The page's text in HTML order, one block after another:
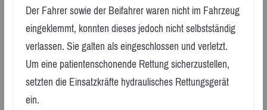
Der Fahrer sowie der Beifahrer waren nicht im Fahrzeug
eingeklemmt, konnten dieses jedoch nicht selbstständig
verlassen. Sie galten als eingeschlossen und verletzt.
Um eine patientenschonende Rettung sicherzustellen,
setzten die Einsatzkräfte hydraulisches Rettungsgerät
ein.